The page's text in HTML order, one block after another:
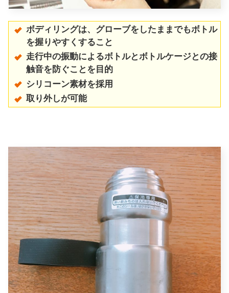
ボディリングは、グローブをしたままでもボトル
を握りやすくすること
走行中の振動によるボトルとボトルケージとの接
触音を防ぐことを目的
シリコーン素材を採用
取り外しが可能